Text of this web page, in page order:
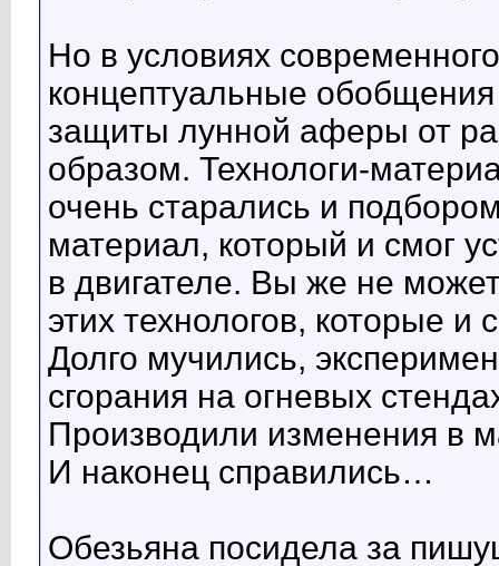
Но в условиях
концептуальные
защиты лунной аферы от
образом. Технологи-
очень старались и
материал, который и смог
в двигателе. Вы же не
этих технологов, которые
Долго мучились,
сгорания на огневых
Производили изменения в
И наконец справились…
Обезьяна посидела за